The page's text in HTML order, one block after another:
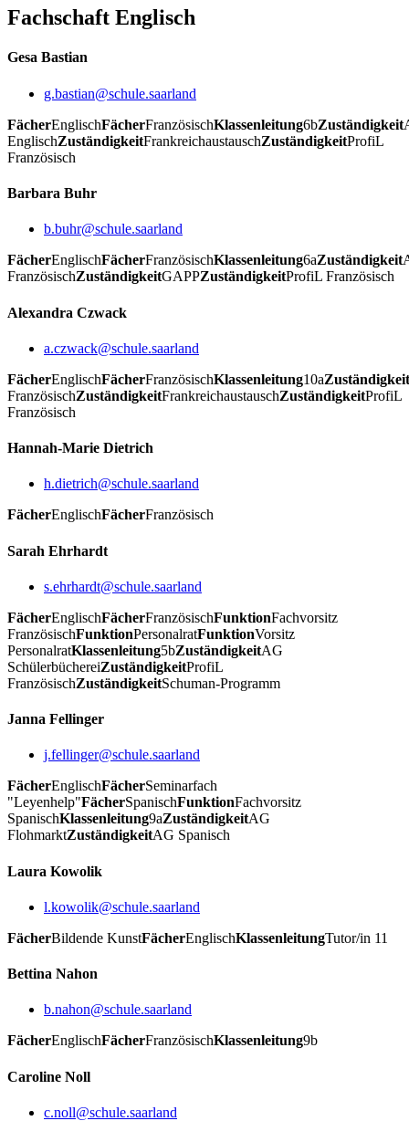
Fachschaft Englisch
Gesa Bastian
g.bastian@schule.saarland
FächerEnglischFächerFranzösischKlassenleitung6bZuständigkeit
EnglischZuständigkeitFrankreichaustauschZuständigkeitProfiL
Französisch
Barbara Buhr
b.buhr@schule.saarland
FächerEnglischFächerFranzösischKlassenleitung6aZuständigkeit
FranzösischZuständigkeitGAPPZuständigkeitProfiL Französisch
Alexandra Czwack
a.czwack@schule.saarland
FächerEnglischFächerFranzösischKlassenleitung10aZuständigkeit
FranzösischZuständigkeitFrankreichaustauschZuständigkeitProfiL
Französisch
Hannah-Marie Dietrich
h.dietrich@schule.saarland
FächerEnglischFächerFranzösisch
Sarah Ehrhardt
s.ehrhardt@schule.saarland
FächerEnglischFächerFranzösischFunktionFachvorsitz
FranzösischFunktionPersonalratFunktionVorsitz
PersonalratKlassenleitung5bZuständigkeitAG
SchülerbüchereiZuständigkeitProfiL
FranzösischZuständigkeitSchuman-Programm
Janna Fellinger
j.fellinger@schule.saarland
FächerEnglischFächerSeminarfach
"Leyenhelp"FächerSpanischFunktionFachvorsitz
SpanischKlassenleitung9aZuständigkeitAG
FlohmarktZuständigkeitAG Spanisch
Laura Kowolik
l.kowolik@schule.saarland
FächerBildende KunstFächerEnglischKlassenleitungTutor/in 11
Bettina Nahon
b.nahon@schule.saarland
FächerEnglischFächerFranzösischKlassenleitung9b
Caroline Noll
c.noll@schule.saarland